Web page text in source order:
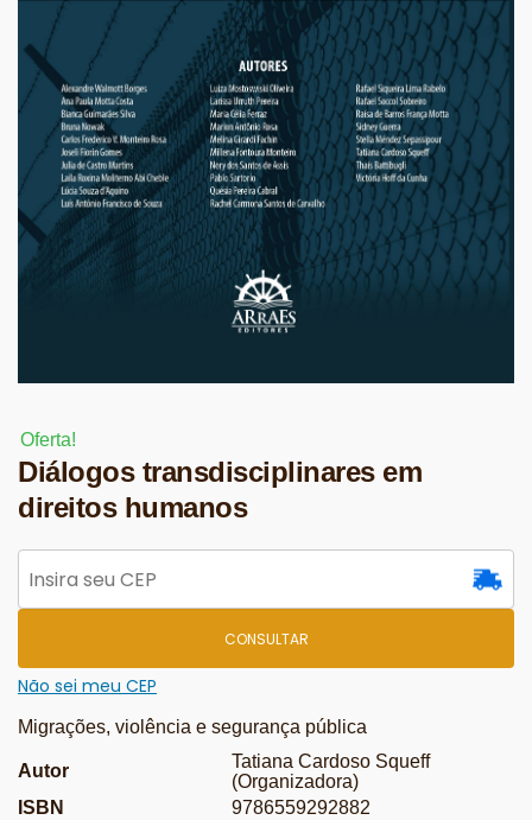
Oferta!
Diálogos transdisciplinares em
direitos humanos
CONSULTAR
Não sei meu CEP
Migrações, violência e segurança pública
Autor
Tatiana Cardoso Squeff
(Organizadora)
ISBN
9786559292882